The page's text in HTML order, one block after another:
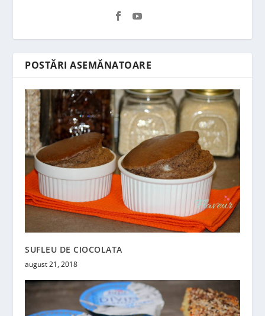
POSTĂRI ASEMĂNATOARE
SUFLEU DE CIOCOLATA
august 21, 2018